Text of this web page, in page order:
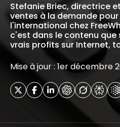
Stefanie Briec, directrice
ventes à la demande
l'international chez
c'est dans le contenu
vrais profits sur Internet,
Mise à jour : 1er décembre